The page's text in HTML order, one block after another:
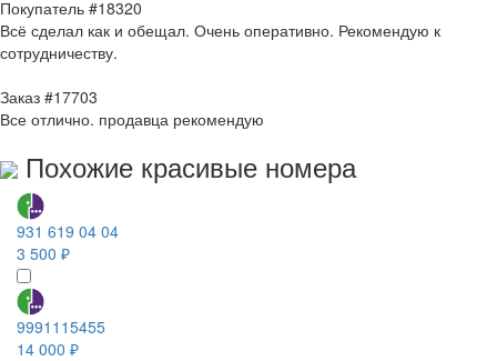
Покупатель #18320
Всё сделал как и обещал. Очень оперативно. Рекомендую к
сотрудничеству.
Заказ #17703
Все отлично. продавца рекомендую
Похожие красивые номера
931 619 04 04
3 500 ₽
9991115455
14 000 ₽